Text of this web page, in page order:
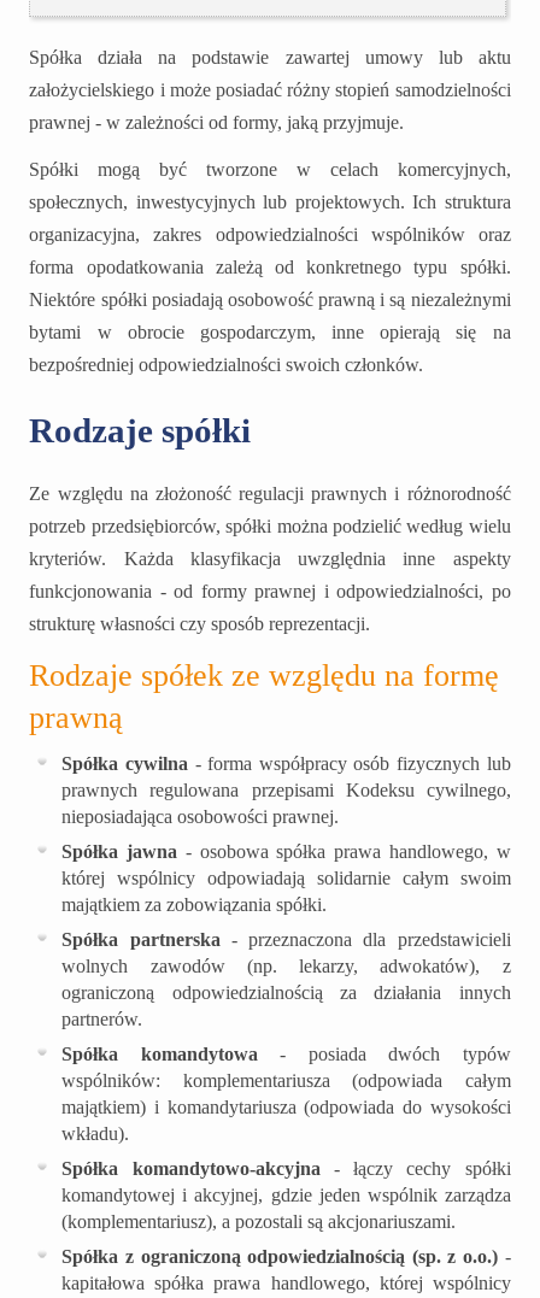
Spółka działa na podstawie zawartej umowy lub aktu
założycielskiego i może posiadać różny stopień samodzielności
prawnej - w zależności od formy, jaką przyjmuje.
Spółki mogą być tworzone w celach komercyjnych,
społecznych, inwestycyjnych lub projektowych. Ich struktura
organizacyjna, zakres odpowiedzialności wspólników oraz
forma opodatkowania zależą od konkretnego typu spółki.
Niektóre spółki posiadają osobowość prawną i są niezależnymi
bytami w obrocie gospodarczym, inne opierają się na
bezpośredniej odpowiedzialności swoich członków.
Rodzaje spółki
Ze względu na złożoność regulacji prawnych i różnorodność
potrzeb przedsiębiorców, spółki można podzielić według wielu
kryteriów. Każda klasyfikacja uwzględnia inne aspekty
funkcjonowania - od formy prawnej i odpowiedzialności, po
strukturę własności czy sposób reprezentacji.
Rodzaje spółek ze względu na formę
prawną
Spółka cywilna - forma współpracy osób fizycznych lub
prawnych regulowana przepisami Kodeksu cywilnego,
nieposiadająca osobowości prawnej.
Spółka jawna - osobowa spółka prawa handlowego, w
której wspólnicy odpowiadają solidarnie całym swoim
majątkiem za zobowiązania spółki.
Spółka partnerska- przeznaczona dla przedstawicieli
wolnych zawodów (np. lekarzy, adwokatów), z
ograniczoną odpowiedzialnością za działania innych
partnerów.
Spółka komandytowa- posiada dwóch typów
wspólników: komplementariusza (odpowiada całym
majątkiem) i komandytariusza (odpowiada do wysokości
wkładu).
Spółka komandytowo-akcyjna- łączy cechy spółki
komandytowej i akcyjnej, gdzie jeden wspólnik zarządza
(komplementariusz), a pozostali są akcjonariuszami.
Spółka z ograniczoną odpowiedzialnością (sp. z o.o.)-
kapitałowa spółka prawa handlowego, której wspólnicy